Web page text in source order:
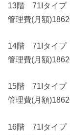
13階 71Iタイ
管理費(月額
14階 71Iタイ
管理費(月額
15階 71Iタイ
管理費(月額
16階 71Iタイ